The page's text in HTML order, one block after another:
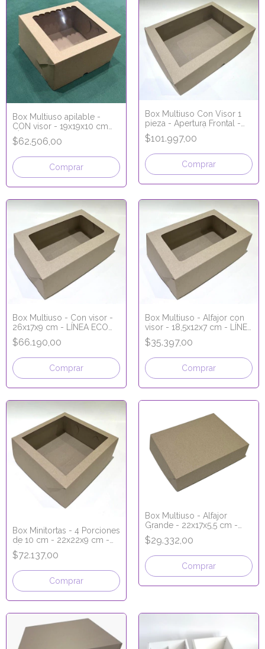
Box Multiuso apilable -
CON visor - 19x19x10 cm
LÍNEA MICRO CORRUGADO
$62.506,00
Comprar
Box Multiuso Con Visor 1
pieza - Apertura Frontal -
34x26x9cm - LÍNEA ECO
KRAFT
$101.997,00
Comprar
Box Multiuso - Con visor -
26x17x9 cm - LÍNEA ECO
KRAFT
$66.190,00
Comprar
Box Multiuso - Alfajor con
visor - 18,5x12x7 cm - LÍNEA
ECO KRAFT
$35.397,00
Comprar
Box Minitortas - 4 Porciones
de 10 cm - 22x22x9 cm -
LÍNEA ECO KRAFT
$72.137,00
Comprar
Box Multiuso - Alfajor
Grande - 22x17x5,5 cm -
LÍNEA ECO KRAFT
$29.332,00
Comprar